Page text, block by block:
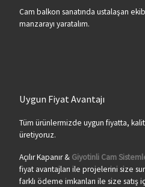
Cam balkon sanatında ustalaşan
manzarayı yaratalım.
Uygun Fiyat Avantajı
Tüm ürünlermizde uygun fiyatta,
üretiyoruz.
Açılır Kapanır & Giyotinli Cam
fiyat avantajları ile projelerini size
farklı ödeme imkanları ile size satış